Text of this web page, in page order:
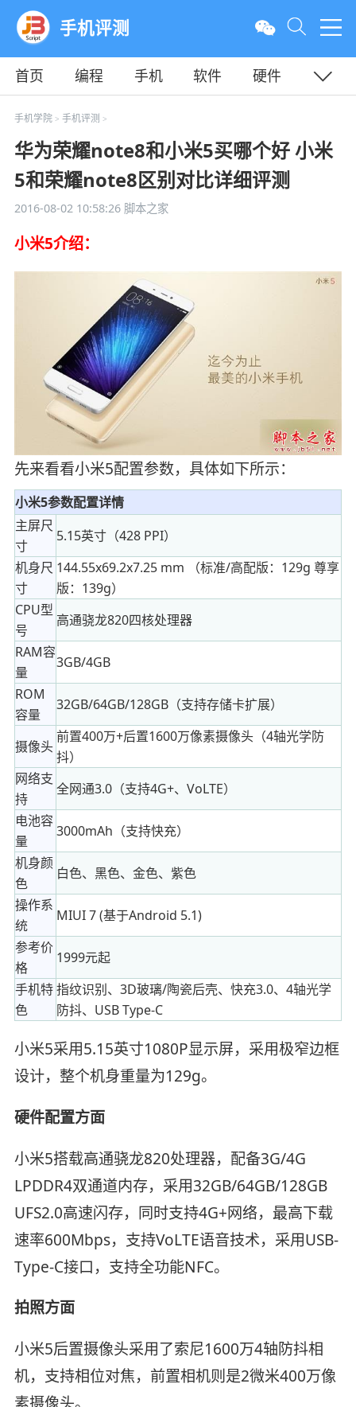
手机评测
首页 编程 手机 软件
硬件
教程
平面
手机学院> 手机评测 >
华为荣耀note8和小米5买哪个好 小米
5和荣耀note8区别对比详细评测
2016-08-02 10:58:26脚本之家
小米5介绍：
先来看看小米5配置参数，具体如下所示：
小米5参数配置详情
主屏尺
寸
5.15英寸（428 PPI）
机身尺
寸
144.55x69.2x7.25 mm （标准/高配版：129g 尊享
版：139g）
CPU型
号
高通骁龙820四核处理器
RAM容
量
3GB/4GB
ROM
容量
32GB/64GB/128GB（支持存储卡扩展）
摄像头
前置400万+后置1600万像素摄像头（4轴光学防
抖）
网络支
持
全网通3.0（支持4G+、VoLTE）
电池容
量
3000mAh（支持快充）
机身颜
色
白色、黑色、金色、紫色
操作系
统
MIUI 7 (基于Android 5.1)
参考价
格
1999元起
手机特
色
指纹识别、3D玻璃/陶瓷后壳、快充3.0、4轴光学
防抖、USB Type-C
小米5采用5.15英寸1080P显示屏，采用极窄边框
设计，整个机身重量为129g。
硬件配置方面
小米5搭载高通骁龙820处理器，配备3G/4G
LPDDR4双通道内存，采用32GB/64GB/128GB
UFS2.0高速闪存，同时支持4G+网络，最高下载
速率600Mbps，支持VoLTE语音技术，采用USB-
Type-C接口，支持全功能NFC。
拍照方面
小米5后置摄像头采用了索尼1600万4轴防抖相
机，支持相位对焦，前置相机则是2微米400万像